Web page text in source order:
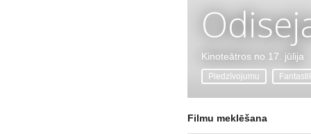
Kinoteātros no 17. jūlija
Piedzīvojumu
Filmu meklēšana